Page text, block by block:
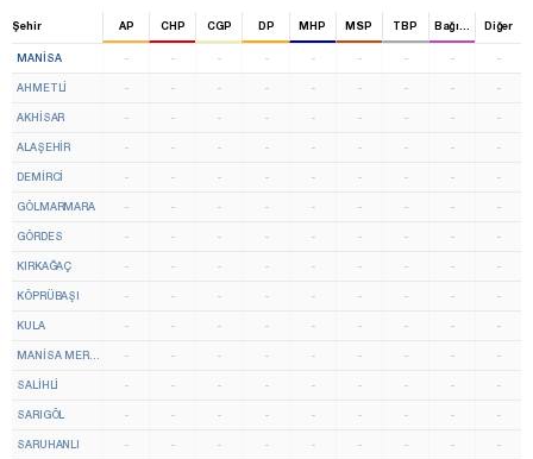
Şehir AP CHP CGP DP MHP MSP TBP BağımsızDiğer
MANISA - - - - - - - - -
AHMETLİ - - - - - - - - -
AKHİSAR - - - - - - - - -
ALAŞEHİR - - - - - - - - -
DEMİRCİ - - - - - - - - -
GÖLMARMARA - - - - - - - - -
GÖRDES - - - - - - - - -
KIRKAĞAÇ - - - - - - - - -
KÖPRÜBAŞI - - - - - - - - -
KULA - - - - - - - - -
MANİSA MERKEZ - - - - - - - - -
SALİHLİ - - - - - - - - -
SARIGÖL - - - - - - - - -
SARUHANLI - - - - - - - - -